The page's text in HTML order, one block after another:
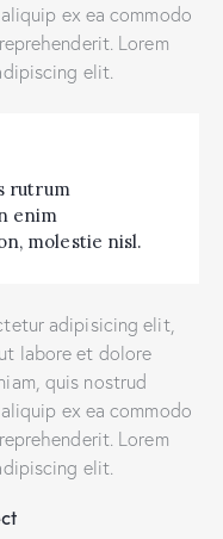
ex ea commodo
Lorem
elit.
rutrum
enim
molestie nisl.
adipisicing elit,
labore et dolore
quis nostrud
ex ea commodo
Lorem
elit.